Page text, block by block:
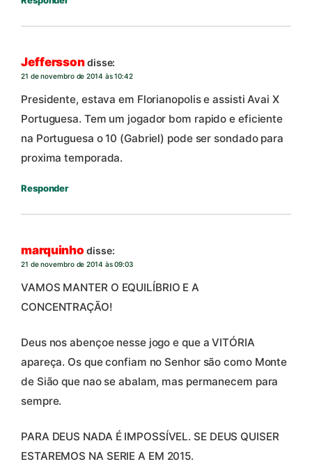
Jefferssondisse:
21 de novembro de 2014 às 10:42
Presidente, estava em Florianopolis e assisti Avai X
Portuguesa. Tem um jogador bom rapido e eficiente
na Portuguesa o 10 (Gabriel) pode ser sondado para
proxima temporada.
Responder
marquinho disse:
21 de novembro de 2014 às 09:03
VAMOS MANTER O EQUILÍBRIO E A
CONCENTRAÇÃO!
Deus nos abençoe nesse jogo e que a VITÓRIA
apareça. Os que confiam no Senhor são como Monte
de Sião que nao se abalam, mas permanecem para
sempre.
PARA DEUS NADA É IMPOSSÍVEL. SE DEUS QUISER
ESTAREMOS NA SERIE A EM 2015.